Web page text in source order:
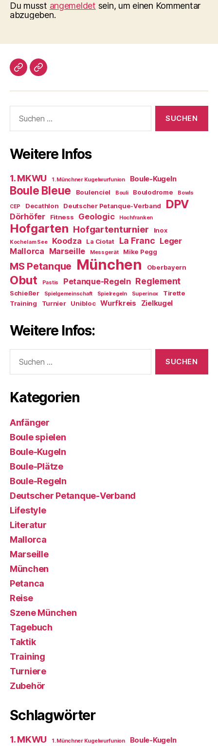
Du musst angemeldet sein, um einen Kommentar
abzugeben.
Impressum/DatSchutz
Beliebte
nach:
Weitere Infos
1. MKWU 1. Münchner Kugelwurfunion Boule-Kugeln
Boule Bleue Boulenciel Bouli Boulodrome Bowls
CEP Decathlon Deutscher Petanque-Verband DPV
Dörhöfer Fitness Geologic Hochfranken
Hofgarten Hofgartenturnier Inox
Kochel am See Koodza La Ciotat La Franc Leger
Mallorca Marseille Messgerät Mike Pegg
MS Petanque München Oberbayern
Obut Pastis Petanque-Regeln Reglement
Schießer Spielgemeinschaft Spielregeln Superinox
Tirette
Training
Turnier Unibloc Wurfkreis Zielkugel
Weitere Infos:
nach:
Kategorien
Anfänger
Boule spielen
Boule-Kugeln
Boule-Plätze
Boule-Regeln
Deutscher Petanque-Verband
Lifestyle
Literatur
Mallorca
Marseille
München
Petanca
Reise
Szene München
Tagebuch
Taktik
Training
Turniere
Zubehör
Schlagwörter
1. MKWU 1. Münchner Kugelwurfunion Boule-Kugeln